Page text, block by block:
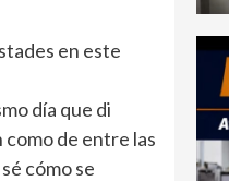
en este
día que di
de entre las
cómo se